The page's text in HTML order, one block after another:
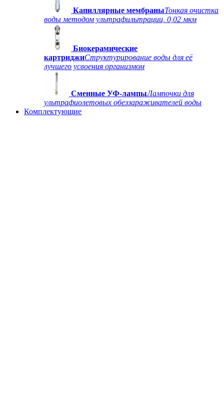
Капиллярные мембраныТонкая очистка
воды методом ультрафильтрации, 0,02 мкм
Биокерамические
картриджиСтруктурирование воды для её
лучшего усвоения организмом
Сменные УФ-лампыЛампочки для
ультрафиолетовых обеззараживателей воды
Комплектующие